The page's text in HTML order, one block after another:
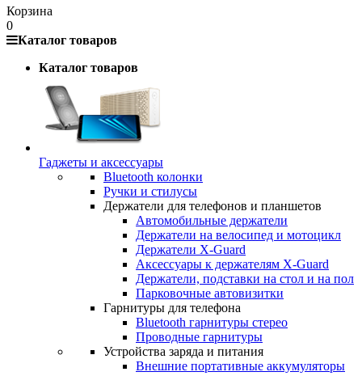
Корзина
0
Каталог товаров
Каталог товаров
Гаджеты и аксессуары
Bluetooth колонки
Ручки и стилусы
Держатели для телефонов и планшетов
Автомобильные держатели
Держатели на велосипед и мотоцикл
Держатели X-Guard
Аксессуары к держателям X-Guard
Держатели, подставки на стол и на пол
Парковочные автовизитки
Гарнитуры для телефона
Bluetooth гарнитуры стерео
Проводные гарнитуры
Устройства заряда и питания
Внешние портативные аккумуляторы